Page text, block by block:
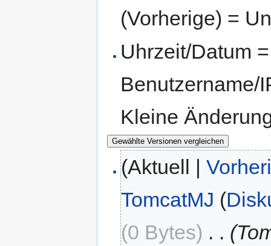
(Vorherige) =
Uhrzeit/Datum
Benutzername/
Kleine
(Aktuell |
TomcatMJ (
(0 Bytes) . .